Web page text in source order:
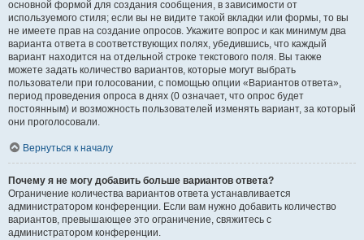
основной формой для создания сообщения, в зависимости от
используемого стиля; если вы не видите такой вкладки или формы, то вы
не имеете прав на создание опросов. Укажите вопрос и как минимум два
варианта ответа в соответствующих полях, убедившись, что каждый
вариант находится на отдельной строке текстового поля. Вы также
можете задать количество вариантов, которые могут выбрать
пользователи при голосовании, с помощью опции «Вариантов ответа»,
период проведения опроса в днях (0 означает, что опрос будет
постоянным) и возможность пользователей изменять вариант, за который
они проголосовали.
Вернуться к началу
Почему я не могу добавить больше вариантов ответа?
Ограничение количества вариантов ответа устанавливается
администратором конференции. Если вам нужно добавить количество
вариантов, превышающее это ограничение, свяжитесь с
администратором конференции.